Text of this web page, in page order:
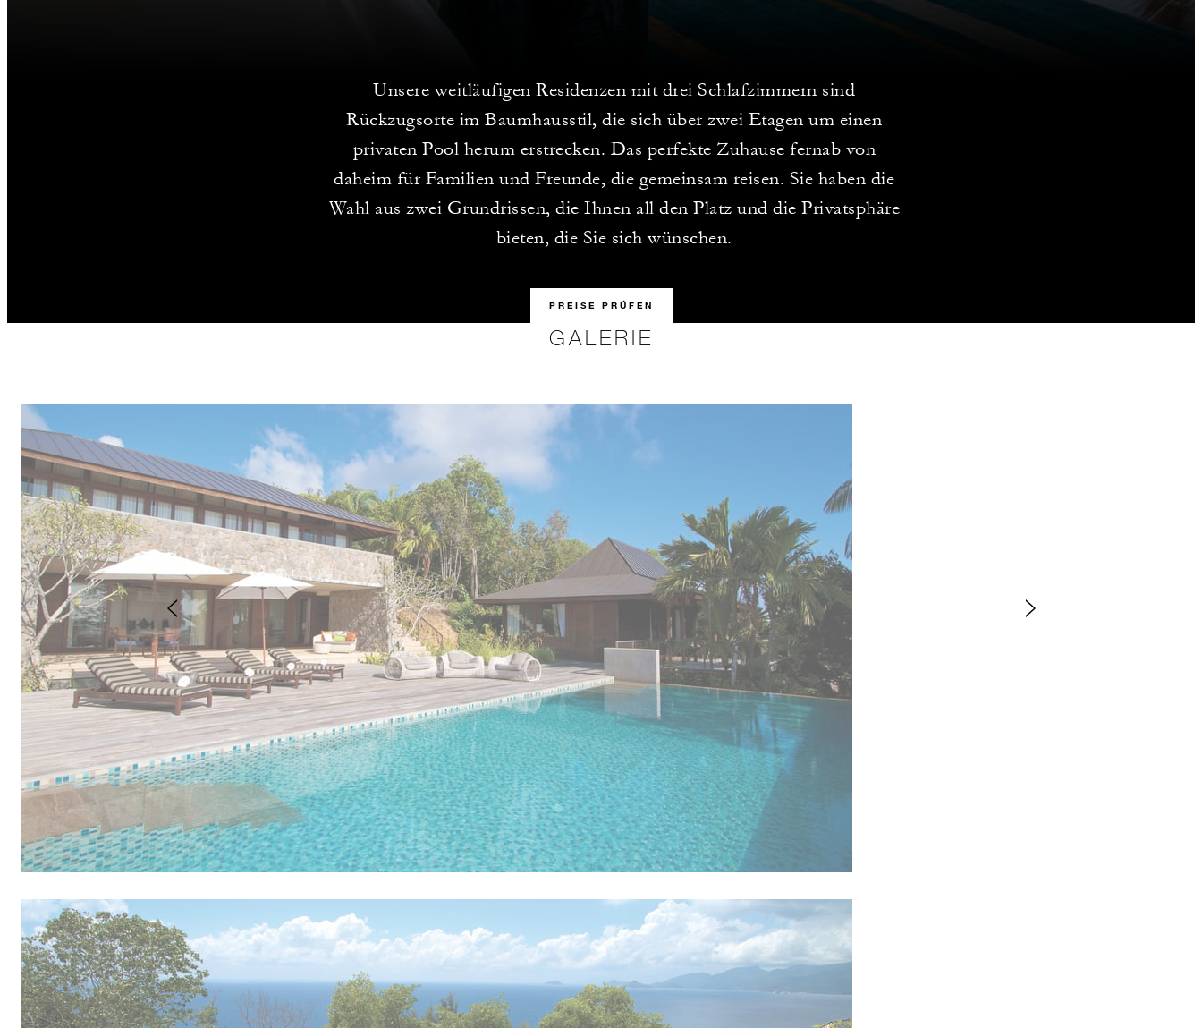
Unsere weitläufigen Residenzen mit drei Schlafzimmern sind
Rückzugsorte im Baumhausstil, die sich über zwei Etagen um einen
privaten Pool herum erstrecken. Das perfekte Zuhause fernab von
daheim für Familien und Freunde, die gemeinsam reisen. Sie haben die
Wahl aus zwei Grundrissen, die Ihnen all den Platz und die Privatsphäre
bieten, die Sie sich wünschen.
PREISE PRÜFEN
GALERIE